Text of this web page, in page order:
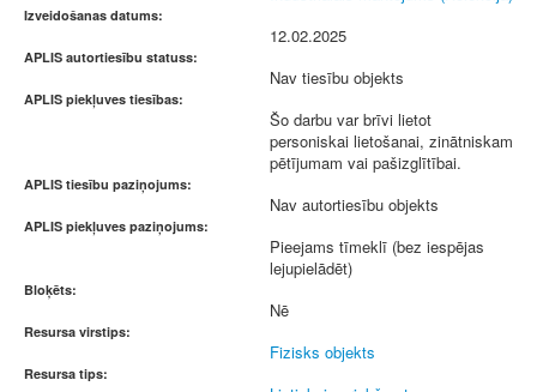
Izveidošanas datums:
12.02.2025
APLIS autortiesību statuss:
Nav tiesību objekts
APLIS piekļuves tiesības:
Šo darbu var brīvi lietot
personiskai lietošanai, zinātniskam
pētījumam vai pašizglītībai.
APLIS tiesību paziņojums:
Nav autortiesību objekts
APLIS piekļuves paziņojums:
Pieejams tīmeklī (bez iespējas
lejupielādēt)
Bloķēts:
Nē
Resursa virstips:
Fizisks objekts
Resursa tips: